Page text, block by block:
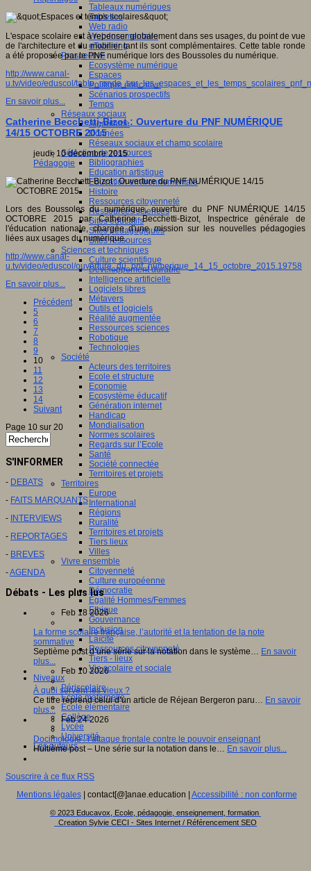
Tableaux numériques
Tablettes
Web radio
Webdocumentaire
eTwinning
Prospective
Ecosystème numérique
Espaces
Politique éducative
Scénarios prospectifs
Temps
Réseaux sociaux
Algorithme
Données
Réseaux sociaux et champ scolaire
Sélection de ressources
Bibliographies
Education artistique
Education environnementale
Histoire
Ressources citoyenneté
Ressources sciences
Sites éducatifs
Sites pédagogiques
Sites ressources
Sciences et techniques
Culture scientifique
Développement durable
Intelligence artificielle
Logiciels libres
Métavers
Outils et logiciels
Réalité augmentée
Ressources sciences
Robotique
Technologies
Société
Acteurs des territoires
Ecole et structure
Economie
Ecosystème éducatif
Génération internet
Handicap
Mondialisation
Normes scolaires
Regards sur l’Ecole
Santé
Société connectée
Territoires et projets
Territoires
Europe
International
Régions
Ruralité
Territoires et projets
Tiers lieux
Villes
Vivre ensemble
Citoyenneté
Culture européenne
Démocratie
Egalité Hommes/Femmes
Ethique
Gouvernance
Inclusion
Laïcité
Ressources citoyenneté
Tiers - lieux
Vie scolaire et sociale
Niveaux
Périscolaire
Ecole maternelle
Ecole élémentaire
Collège
Lycée
Université
Les auteurs
L'espace scolaire est à repenser globalement dans ses usages, du point de vue
de l'architecture et du mobilier tant ils sont complémentaires. Cette table ronde
a été proposée par le PNF numérique lors des Boussoles du numérique.
http://www.canal-
u.tv/video/eduscol/
En savoir plus...
Catherine Becchetti-Bizot : Ouverture du PNF NUMÉRIQUE
14/15 OCTOBRE 2015
jeudi, 10 décembre 2015
Pédagogie
Lors des Boussoles du numérique, ouverture du PNF NUMÉRIQUE 14/15
OCTOBRE 2015 par Catherine Becchetti-Bizot, Inspectrice générale de
l'éducation nationale, chargée d'une mission sur les nouvelles pédagogies
liées aux usages du numérique.
http://www.canal-
u.tv/video/eduscol/ouverture_du_pnf_numerique_14_15_octobre_2015.19758
En savoir plus...
Précédent
5
6
7
8
9
10
11
12
13
14
Suivant
Page 10 sur 20
S'INFORMER
- DEBATS
- FAITS MARQUANTS
- INTERVIEWS
- REPORTAGES
- BREVES
-AGENDA
Débats - Les plus lus
Feb 18 2026
La forme scolaire française, l’autorité et la tentation de la note
sommative
Septième post d’une série sur la notation dans le système… En savoir
plus...
Feb 10 2026
À quoi servent les vieux ?
Ce titre reprend celui d’un article de Réjean Bergeron paru… En savoir
plus...
Feb 24 2026
Docimologie : l’attaque frontale contre le pouvoir enseignant
Huitième post – Une série sur la notation dans le… En savoir plus...
Souscrire à ce flux RSS
Mentions légales| contact[@]anae.education | Accessibilité : non conforme
© 2023 Educavox, Ecole, pédagogie, enseignement, formation
Creation Sylvie CECI - Sites Internet / Référencement SEO